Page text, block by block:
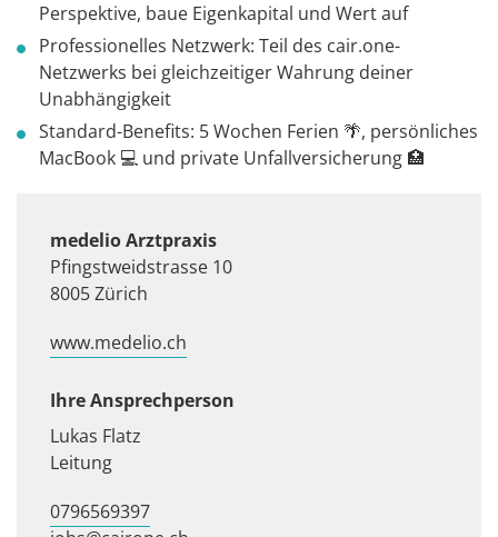
Perspektive, baue Eigenkapital und Wert auf
Professionelles Netzwerk: Teil des cair.one-
Netzwerks bei gleichzeitiger Wahrung deiner
Unabhängigkeit
Standard-Benefits: 5 Wochen Ferien 🌴, persönliches
MacBook 💻 und private Unfallversicherung 🏥
medelio Arztpraxis
Pfingstweidstrasse 10
8005 Zürich
www.medelio.ch
Ihre Ansprechperson
Lukas Flatz
Leitung
0796569397